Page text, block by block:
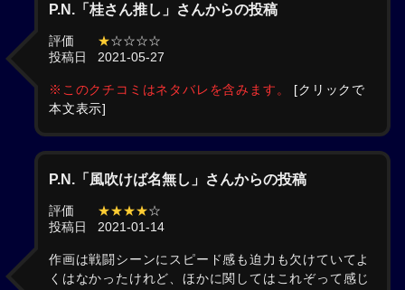
P.N.「桂さん推し」さんからの投稿
評価 ★☆☆☆☆
投稿日
2021-05-27
※このクチコミはネタバレを含みます。
[クリックで
本文表示]
P.N.「風吹けば名無し」さんからの投稿
評価 ★★★★☆
投稿日
2021-01-14
作画は戦闘シーンにスピード感も迫力も欠けていてよ
くはなかったけれど、ほかに関してはこれぞって感じ